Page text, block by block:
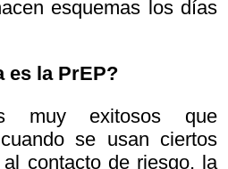
esquemas los días
es la PrEP?
muy exitosos que
se usan ciertos
contacto de riesgo, la